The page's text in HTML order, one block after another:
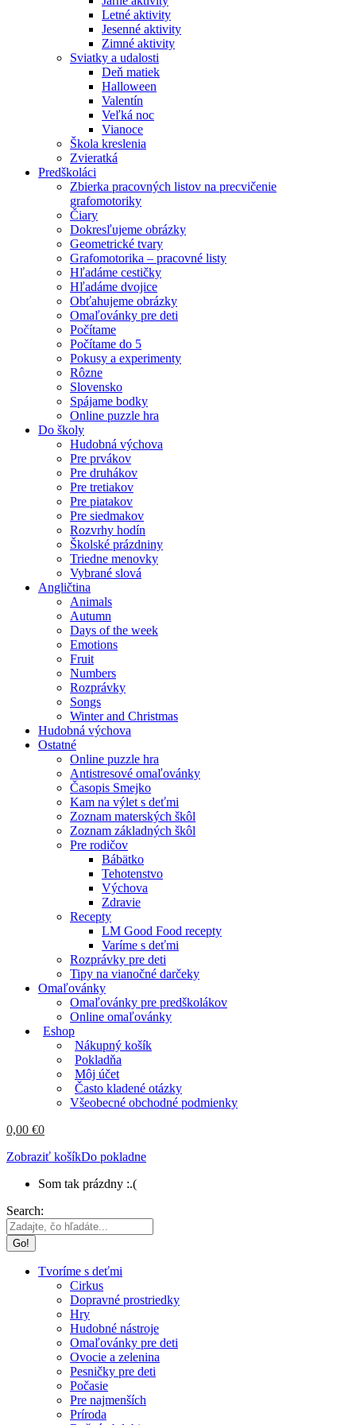
Letné aktivity
Jesenné aktivity
Zimné aktivity
Sviatky a udalosti
Deň matiek
Halloween
Valentín
Veľká noc
Vianoce
Škola kreslenia
Zvieratká
Predškoláci
Zbierka pracovných listov na precvičenie
grafomotoriky
Čiary
Dokresľujeme obrázky
Geometrické tvary
Grafomotorika – pracovné listy
Hľadáme cestičky
Hľadáme dvojice
Obťahujeme obrázky
Omaľovánky pre deti
Počítame
Počítame do 5
Pokusy a experimenty
Rôzne
Slovensko
Spájame bodky
Online puzzle hra
Do školy
Hudobná výchova
Pre prvákov
Pre druhákov
Pre tretiakov
Pre piatakov
Pre siedmakov
Rozvrhy hodín
Školské prázdniny
Triedne menovky
Vybrané slová
Angličtina
Animals
Autumn
Days of the week
Emotions
Fruit
Numbers
Rozprávky
Songs
Winter and Christmas
Hudobná výchova
Ostatné
Online puzzle hra
Antistresové omaľovánky
Časopis Smejko
Kam na výlet s deťmi
Zoznam materských škôl
Zoznam základných škôl
Pre rodičov
Bábätko
Tehotenstvo
Výchova
Zdravie
Recepty
LM Good Food recepty
Varíme s deťmi
Rozprávky pre deti
Tipy na vianočné darčeky
Omaľovánky
Omaľovánky pre predškolákov
Online omaľovánky
Eshop
Nákupný košík
Pokladňa
Môj účet
Často kladené otázky
Všeobecné obchodné podmienky
0,00 €0
Zobraziť košíkDo pokladne
Som tak prázdny :.(
Search:
Tvoríme s deťmi
Cirkus
Dopravné prostriedky
Hry
Hudobné nástroje
Omaľovánky pre deti
Ovocie a zelenina
Pesničky pre deti
Počasie
Pre najmenších
Príroda